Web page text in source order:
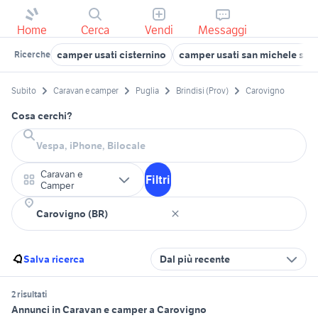
Home Cerca Vendi Messaggi
Ricerche camper usati cisternino camper usati san michele
Subito Caravan e camper Puglia Brindisi (Prov) Carovigno
Cosa cerchi?
Caravan e
Camper
Filtri
Salva ricerca Dal più recente
2 risultati
Annunci in Caravan e camper a Carovigno